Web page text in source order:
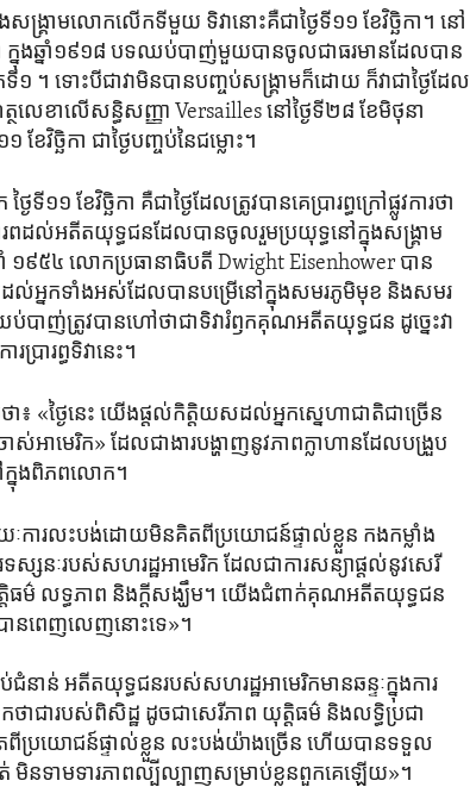
ង្គ្រាម​លោក​លើក​ទីមួយ ទិវា​នោះ​គឺ​ជា​ថ្ងៃទី១១ ខែវិច្ឆិកា។ នៅ​
ា ក្នុងឆ្នាំ​១៩១៨ បទ​ឈប់​បាញ់​មួយ​បាន​ចូល​ជា​ធរមាន​ដែល​បាន​
ទី​១ ។ ទោះបីជា​វា​មិន​បាន​បញ្ចប់​សង្គ្រាម​ក៏ដោយ ក៏​វាជា​ថ្ងៃ​ដែល​
ថលេខា​លើ​សន្ធិសញ្ញា​ Versailles នៅ​ថ្ងៃ​ទី២៨ ខែមិថុនា
ែវិច្ឆិកា ជា​ថ្ងៃ​បញ្ចប់​នៃ​ជម្លោះ។
១១ ខែវិច្ឆិកា គឺ​ជា​ថ្ងៃ​ដែល​ត្រូវ​បាន​គេ​ប្រារព្ធ​ក្រៅ​ផ្លូវការ​ថា​
ដល់​អតីត​យុទ្ធជន​ដែល​បាន​ចូលរួម​ប្រយុទ្ធ​នៅ​ក្នុង​សង្គ្រាម​
១៩៥៤ លោក​ប្រធានាធិបតី Dwight Eisenhower បាន​
យស​ដល់​អ្នកទាំងអស់​ដែល​បាន​បម្រើ​នៅ​ក្នុង​សមរភូមិ​មុខ និង​សមរ
ញ់​ត្រូវ​បាន​ហៅ​ថា​ជា​ទិវា​រំឭកគុណ​អតីត​យុទ្ធជន ដូច្នេះ​វា​
រារព្ធ​ទិវា​នេះ។
«ថ្ងៃនេះ យើង​ផ្តល់​កិត្តិយស​ដល់​អ្នកស្នេហា​ជាតិ​ជាច្រើន​
អាមេរិក‍» ដែល​ជា​ងារ​បង្ហាញ​នូវ​ភាពក្លាហាន​ដែល​បង្រួប
នុង​ពិភពលោក។
ការលះបង់​ដោយ​មិន​គិត​ពី​ប្រយោជន៍​ផ្ទាល់​ខ្លួន កងកម្លាំង​
ទស្សនៈ​របស់​សហរដ្ឋ​អាមេរិក ដែល​ជា​ការសន្យា​ផ្តល់​នូវ​សេរី
ធម៌ លទ្ធភាព និង​ក្តីសង្ឃឹម។ យើង​ជំពាក់​គុណ​អតីត​យុទ្ធជន​
ាន​ពេញលេញ​នោះ​ទេ»។
នាន់ អតីត​យុទ្ធជន​របស់​សហរដ្ឋ​អាមេរិក​មាន​ឆន្ទៈ​ក្នុង​ការ
ា​ជា​របស់​ពិសិដ្ឋ ដូចជា​សេរីភាព យុត្តិធម៌ និង​លទ្ធិ​ប្រជា
ពី​ប្រយោជន៍​ផ្ទាល់​ខ្លួន លះបង់​យ៉ាងច្រើន ហើយ​បាន​ទទួល​
ត់ មិន​ទាមទារ​ភាពល្បីល្បាញ​សម្រាប់​ខ្លួន​ពួកគេ​ឡើយ»។